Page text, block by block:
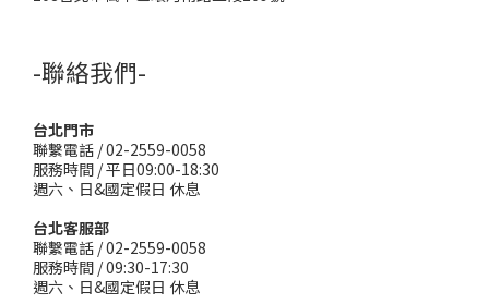
-聯絡我們-
台北門市
聯繫電話 / 02-2559-0058
服務時間 / 平日09:00-18:30
週六、日&國定假日 休息
台北客服部
聯繫電話 / 02-2559-0058
服務時間 / 09:30-17:30
週六、日&國定假日 休息